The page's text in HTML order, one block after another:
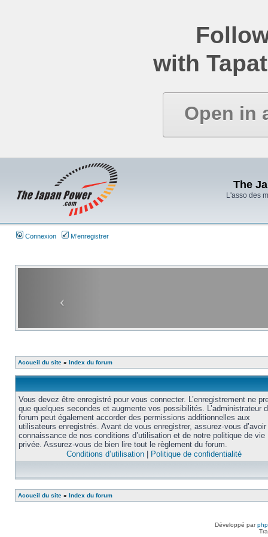
with
Open in
The
L'asso des
Connexion M’enregistrer
Accueil du site » Index du forum
Vous devez être enregistré pour vous connecter. L’enregistrement ne
que quelques secondes et augmente vos possibilités. L’administrateur
forum peut également accorder des permissions additionnelles aux
utilisateurs enregistrés. Avant de vous enregistrer, assurez-vous
connaissance de nos conditions d’utilisation et de notre politique de vie
privée. Assurez-vous de bien lire tout le règlement du forum.
Conditions d’utilisation
Politique de confidentialité
Accueil du site » Index du forum
Développé par